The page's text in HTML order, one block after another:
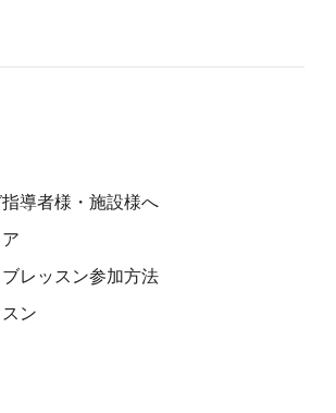
導者様・施設様へ
レッスン参加方法
ン